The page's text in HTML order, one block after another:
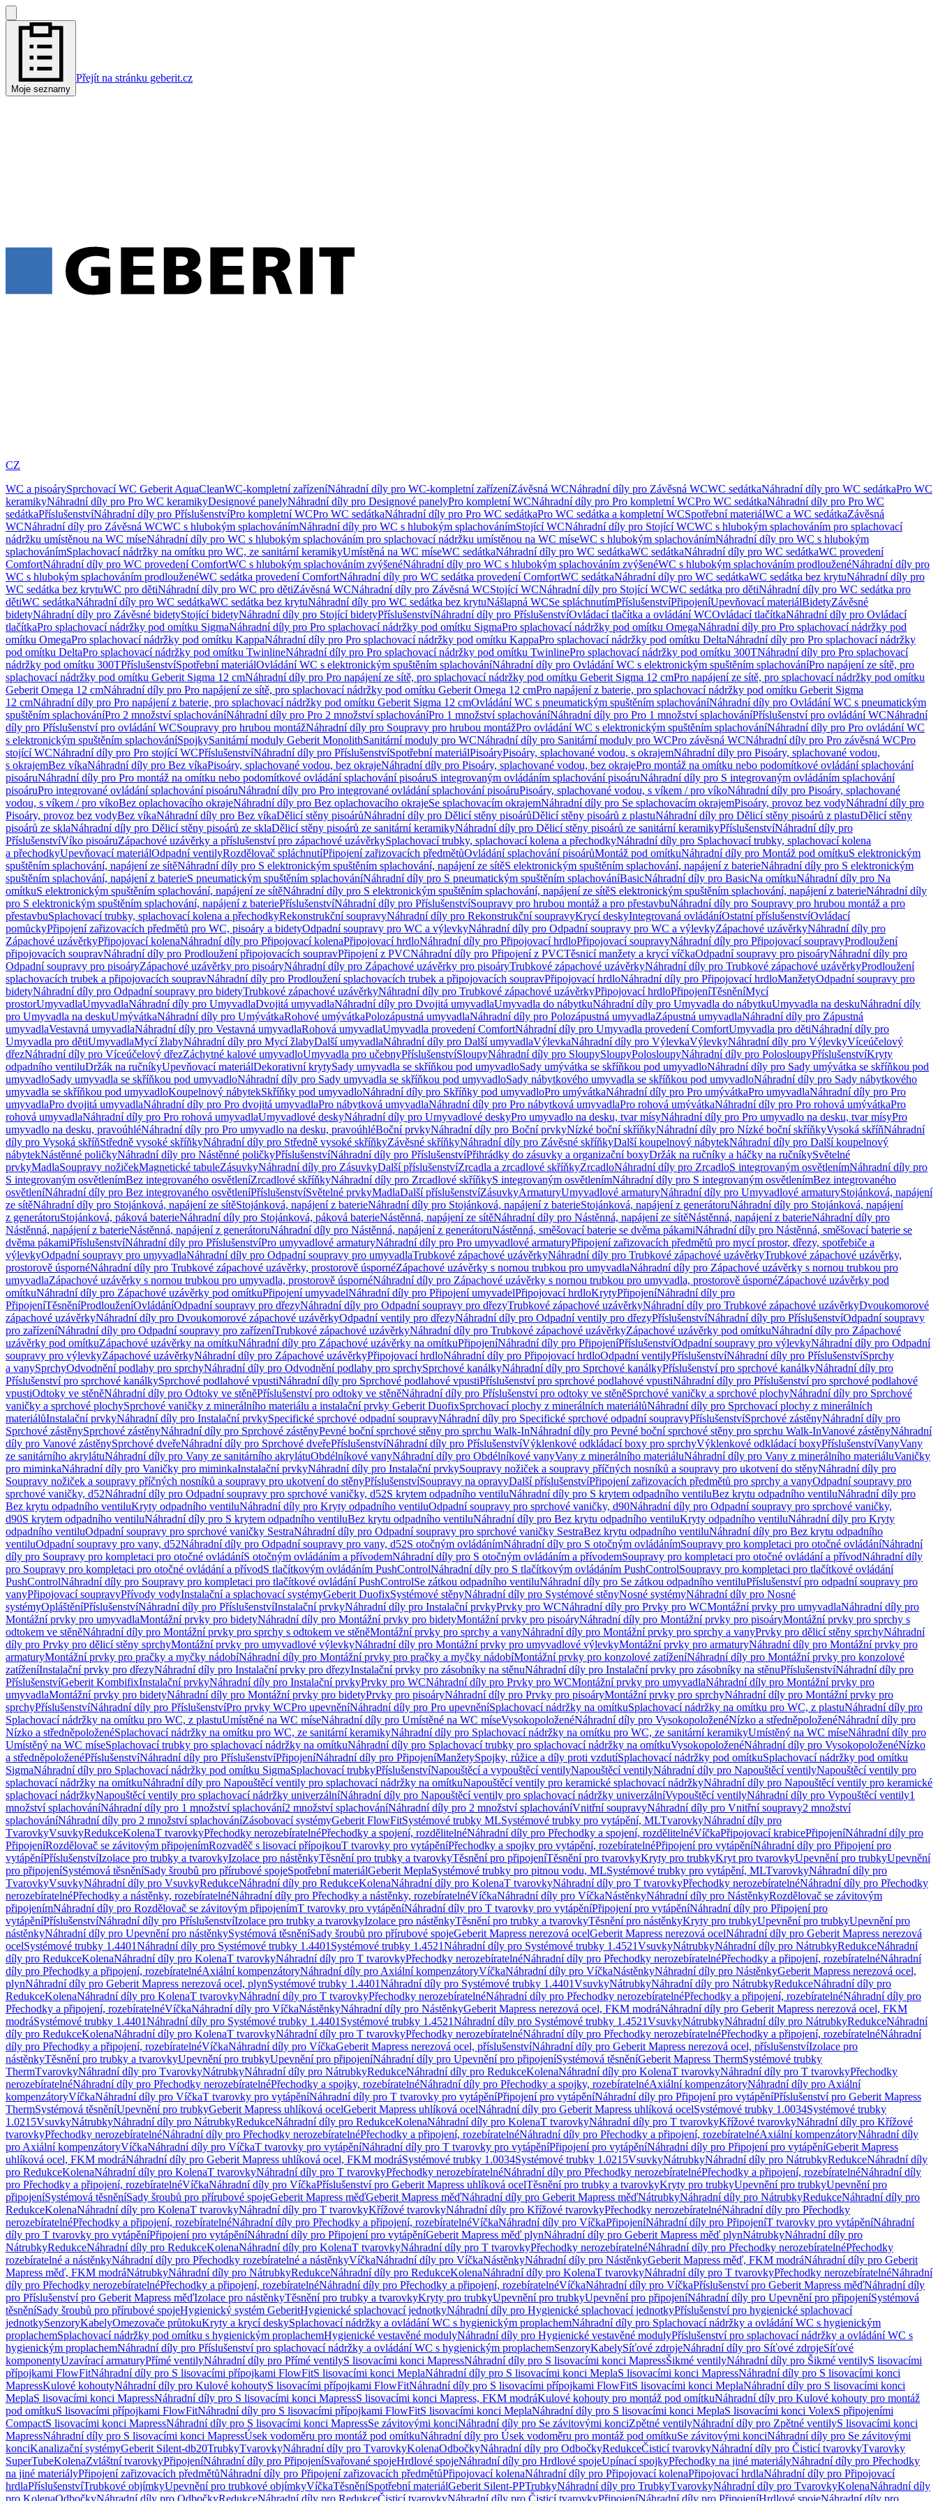
Moje seznamy
Přejít na stránku geberit.cz
CZ
WC a pisoárySprchovací WC Geberit AquaCleanWC-kompletní zařízeníNáhradní díly pro WC-kompletní zařízeníZávěsná WCNáhradní díly pro Závěsná WCWC sedátkaNáhradní díly pro WC sedátkaPro WC
keramikyNáhradní díly pro Pro WC keramikyDesignové panelyNáhradní díly pro Designové panelyPro kompletní WCNáhradní díly pro Pro kompletní WCPro WC sedátkaNáhradní díly pro Pro WC
sedátkaPříslušenstvíNáhradní díly pro PříslušenstvíPro kompletní WCPro WC sedátkaNáhradní díly pro Pro WC sedátkaPro WC sedátka a kompletní WCSpotřební materiálWC a WC sedátkaZávěsná
WCNáhradní díly pro Závěsná WCWC s hlubokým splachovánímNáhradní díly pro WC s hlubokým splachovánímStojící WCNáhradní díly pro Stojící WCWC s hlubokým splachováním pro splachovací
nádržku umístěnou na WC míseNáhradní díly pro WC s hlubokým splachováním pro splachovací nádržku umístěnou na WC míseWC s hlubokým splachovánímNáhradní díly pro WC s hlubokým
splachovánímSplachovací nádržky na omítku pro WC, ze sanitární keramikyUmístěná na WC míseWC sedátkaNáhradní díly pro WC sedátkaWC sedátkaNáhradní díly pro WC sedátkaWC provedení
ComfortNáhradní díly pro WC provedení ComfortWC s hlubokým splachováním zvýšenéNáhradní díly pro WC s hlubokým splachováním zvýšenéWC s hlubokým splachováním prodlouženéNáhradní díly pro
WC s hlubokým splachováním prodlouženéWC sedátka provedení ComfortNáhradní díly pro WC sedátka provedení ComfortWC sedátkaNáhradní díly pro WC sedátkaWC sedátka bez krytuNáhradní díly pro
WC sedátka bez krytuWC pro dětiNáhradní díly pro WC pro dětiZávěsná WCNáhradní díly pro Závěsná WCStojící WCNáhradní díly pro Stojící WCWC sedátka pro dětiNáhradní díly pro WC sedátka pro
dětiWC sedátkaNáhradní díly pro WC sedátkaWC sedátka bez krytuNáhradní díly pro WC sedátka bez krytuNášlapná WCSe spláchnutímPříslušenstvíPřipojeníUpevňovací materiálBidetyZávěsné
bidetyNáhradní díly pro Závěsné bidetyStojící bidetyNáhradní díly pro Stojící bidetyPříslušenstvíNáhradní díly pro PříslušenstvíOvládací tlačítka a ovládání WCOvládací tlačítkaNáhradní díly pro Ovládací
tlačítkaPro splachovací nádržky pod omítku SigmaNáhradní díly pro Pro splachovací nádržky pod omítku SigmaPro splachovací nádržky pod omítku OmegaNáhradní díly pro Pro splachovací nádržky pod
omítku OmegaPro splachovací nádržky pod omítku KappaNáhradní díly pro Pro splachovací nádržky pod omítku KappaPro splachovací nádržky pod omítku DeltaNáhradní díly pro Pro splachovací nádržky
pod omítku DeltaPro splachovací nádržky pod omítku TwinlineNáhradní díly pro Pro splachovací nádržky pod omítku TwinlinePro splachovací nádržky pod omítku 300TNáhradní díly pro Pro splachovací
nádržky pod omítku 300TPříslušenstvíSpotřební materiálOvládání WC s elektronickým spuštěním splachováníNáhradní díly pro Ovládání WC s elektronickým spuštěním splachováníPro napájení ze sítě, pro
splachovací nádržky pod omítku Geberit Sigma 12 cmNáhradní díly pro Pro napájení ze sítě, pro splachovací nádržky pod omítku Geberit Sigma 12 cmPro napájení ze sítě, pro splachovací nádržky pod omítku
Geberit Omega 12 cmNáhradní díly pro Pro napájení ze sítě, pro splachovací nádržky pod omítku Geberit Omega 12 cmPro napájení z baterie, pro splachovací nádržky pod omítku Geberit Sigma
12 cmNáhradní díly pro Pro napájení z baterie, pro splachovací nádržky pod omítku Geberit Sigma 12 cmOvládání WC s pneumatickým spuštěním splachováníNáhradní díly pro Ovládání WC s pneumatickým
spuštěním splachováníPro 2 množství splachováníNáhradní díly pro Pro 2 množství splachováníPro 1 množství splachováníNáhradní díly pro Pro 1 množství splachováníPříslušenství pro ovládání WCNáhradní
díly pro Příslušenství pro ovládání WCSoupravy pro hrubou montážNáhradní díly pro Soupravy pro hrubou montážPro ovládání WC s elektronickým spuštěním splachováníNáhradní díly pro Pro ovládání WC
s elektronickým spuštěním splachováníSpojkySanitární moduly Geberit MonolithSanitární moduly pro WCNáhradní díly pro Sanitární moduly pro WCPro závěsná WCNáhradní díly pro Pro závěsná WCPro
stojící WCNáhradní díly pro Pro stojící WCPříslušenstvíNáhradní díly pro PříslušenstvíSpotřební materiálPisoáryPisoáry, splachované vodou, s okrajemNáhradní díly pro Pisoáry, splachované vodou,
s okrajemBez víkaNáhradní díly pro Bez víkaPisoáry, splachované vodou, bez okrajeNáhradní díly pro Pisoáry, splachované vodou, bez okrajePro montáž na omítku nebo podomítkové ovládání splachování
pisoáruNáhradní díly pro Pro montáž na omítku nebo podomítkové ovládání splachování pisoáruS integrovaným ovládáním splachování pisoáruNáhradní díly pro S integrovaným ovládáním splachování
pisoáruPro integrované ovládání splachování pisoáruNáhradní díly pro Pro integrované ovládání splachování pisoáruPisoáry, splachované vodou, s víkem / pro víkoNáhradní díly pro Pisoáry, splachované
vodou, s víkem / pro víkoBez oplachovacího okrajeNáhradní díly pro Bez oplachovacího okrajeSe splachovacím okrajemNáhradní díly pro Se splachovacím okrajemPisoáry, provoz bez vodyNáhradní díly pro
Pisoáry, provoz bez vodyBez víkaNáhradní díly pro Bez víkaDělicí stěny pisoárůNáhradní díly pro Dělicí stěny pisoárůDělicí stěny pisoárů z plastuNáhradní díly pro Dělicí stěny pisoárů z plastuDělicí stěny
pisoárů ze sklaNáhradní díly pro Dělicí stěny pisoárů ze sklaDělicí stěny pisoárů ze sanitární keramikyNáhradní díly pro Dělicí stěny pisoárů ze sanitární keramikyPříslušenstvíNáhradní díly pro
PříslušenstvíVíko pisoáruZápachové uzávěrky a příslušenství pro zápachové uzávěrkySplachovací trubky, splachovací kolena a přechodkyNáhradní díly pro Splachovací trubky, splachovací kolena
a přechodkyUpevňovací materiálOdpadní ventilyRozdělovač spláchnutíPřipojení zařizovacích předmětůOvládání splachování pisoárůMontáž pod omítkuNáhradní díly pro Montáž pod omítkuS elektronickým
spuštěním splachování, napájení ze sítěNáhradní díly pro S elektronickým spuštěním splachování, napájení ze sítěS elektronickým spuštěním splachování, napájení z baterieNáhradní díly pro S elektronickým
spuštěním splachování, napájení z baterieS pneumatickým spuštěním splachováníNáhradní díly pro S pneumatickým spuštěním splachováníBasicNáhradní díly pro BasicNa omítkuNáhradní díly pro Na
omítkuS elektronickým spuštěním splachování, napájení ze sítěNáhradní díly pro S elektronickým spuštěním splachování, napájení ze sítěS elektronickým spuštěním splachování, napájení z baterieNáhradní díly
pro S elektronickým spuštěním splachování, napájení z bateriePříslušenstvíNáhradní díly pro PříslušenstvíSoupravy pro hrubou montáž a pro přestavbuNáhradní díly pro Soupravy pro hrubou montáž a pro
přestavbuSplachovací trubky, splachovací kolena a přechodkyRekonstrukční soupravyNáhradní díly pro Rekonstrukční soupravyKrycí deskyIntegrovaná ovládáníOstatní příslušenstvíOvládací
pomůckyPřipojení zařizovacích předmětů pro WC, pisoáry a bidetyOdpadní soupravy pro WC a výlevkyNáhradní díly pro Odpadní soupravy pro WC a výlevkyZápachové uzávěrkyNáhradní díly pro
Zápachové uzávěrkyPřipojovací kolenaNáhradní díly pro Připojovací kolenaPřipojovací hrdloNáhradní díly pro Připojovací hrdloPřipojovací soupravyNáhradní díly pro Připojovací soupravyProdloužení
připojovacích soupravNáhradní díly pro Prodloužení připojovacích soupravPřipojení z PVCNáhradní díly pro Připojení z PVCTěsnicí manžety a krycí víčkaOdpadní soupravy pro pisoáryNáhradní díly pro
Odpadní soupravy pro pisoáryZápachové uzávěrky pro pisoáryNáhradní díly pro Zápachové uzávěrky pro pisoáryTrubkové zápachové uzávěrkyNáhradní díly pro Trubkové zápachové uzávěrkyProdloužení
splachovacích trubek a připojovacích soupravNáhradní díly pro Prodloužení splachovacích trubek a připojovacích soupravPřipojovací hrdloNáhradní díly pro Připojovací hrdloManžetyOdpadní soupravy pro
bidetyNáhradní díly pro Odpadní soupravy pro bidetyTrubkové zápachové uzávěrkyNáhradní díly pro Trubkové zápachové uzávěrkyPřipojovací hrdloPřipojeníTěsněníMycí
prostorUmyvadlaUmyvadlaNáhradní díly pro UmyvadlaDvojitá umyvadlaNáhradní díly pro Dvojitá umyvadlaUmyvadla do nábytkuNáhradní díly pro Umyvadla do nábytkuUmyvadla na deskuNáhradní díly
pro Umyvadla na deskuUmývátkaNáhradní díly pro UmývátkaRohové umývátkaPolozápustná umyvadlaNáhradní díly pro Polozápustná umyvadlaZápustná umyvadlaNáhradní díly pro Zápustná
umyvadlaVestavná umyvadlaNáhradní díly pro Vestavná umyvadlaRohová umyvadlaUmyvadla provedení ComfortNáhradní díly pro Umyvadla provedení ComfortUmyvadla pro dětiNáhradní díly pro
Umyvadla pro dětiUmyvadlaMycí žlabyNáhradní díly pro Mycí žlabyDalší umyvadlaNáhradní díly pro Další umyvadlaVýlevkaNáhradní díly pro VýlevkaVýlevkyNáhradní díly pro VýlevkyVíceúčelový
dřezNáhradní díly pro Víceúčelový dřezZáchytné kalové umyvadloUmyvadla pro učebnyPříslušenstvíSloupyNáhradní díly pro SloupySloupyPolosloupyNáhradní díly pro PolosloupyPříslušenstvíKryty
odpadního ventiluDržák na ručníkyUpevňovací materiálDekorativní krytySady umyvadla se skříňkou pod umyvadloSady umývátka se skříňkou pod umyvadloNáhradní díly pro Sady umývátka se skříňkou pod
umyvadloSady umyvadla se skříňkou pod umyvadloNáhradní díly pro Sady umyvadla se skříňkou pod umyvadloSady nábytkového umyvadla se skříňkou pod umyvadloNáhradní díly pro Sady nábytkového
umyvadla se skříňkou pod umyvadloKoupelnový nábytekSkříňky pod umyvadloNáhradní díly pro Skříňky pod umyvadloPro umývátkaNáhradní díly pro Pro umývátkaPro umyvadlaNáhradní díly pro Pro
umyvadlaPro dvojitá umyvadlaNáhradní díly pro Pro dvojitá umyvadlaPro nábytková umyvadlaNáhradní díly pro Pro nábytková umyvadlaPro rohová umývátkaNáhradní díly pro Pro rohová umývátkaPro
rohová umyvadlaNáhradní díly pro Pro rohová umyvadlaUmyvadlové deskyNáhradní díly pro Umyvadlové deskyPro umyvadlo na desku, tvar mísyNáhradní díly pro Pro umyvadlo na desku, tvar mísyPro
umyvadlo na desku, pravoúhléNáhradní díly pro Pro umyvadlo na desku, pravoúhléBoční prvkyNáhradní díly pro Boční prvkyNízké boční skříňkyNáhradní díly pro Nízké boční skříňkyVysoká skříňNáhradní
díly pro Vysoká skříňStředně vysoké skříňkyNáhradní díly pro Středně vysoké skříňkyZávěsné skříňkyNáhradní díly pro Závěsné skříňkyDalší koupelnový nábytekNáhradní díly pro Další koupelnový
nábytekNástěnné poličkyNáhradní díly pro Nástěnné poličkyPříslušenstvíNáhradní díly pro PříslušenstvíPřihrádky do zásuvky a organizační boxyDržák na ručníky a háčky na ručníkySvětelné
prvkyMadlaSoupravy nožičekMagnetické tabuleZásuvkyNáhradní díly pro ZásuvkyDalší příslušenstvíZrcadla a zrcadlové skříňkyZrcadloNáhradní díly pro ZrcadloS integrovaným osvětlenímNáhradní díly pro
S integrovaným osvětlenímBez integrovaného osvětleníZrcadlové skříňkyNáhradní díly pro Zrcadlové skříňkyS integrovaným osvětlenímNáhradní díly pro S integrovaným osvětlenímBez integrovaného
osvětleníNáhradní díly pro Bez integrovaného osvětleníPříslušenstvíSvětelné prvkyMadlaDalší příslušenstvíZásuvkyArmaturyUmyvadlové armaturyNáhradní díly pro Umyvadlové armaturyStojánková, napájení
ze sítěNáhradní díly pro Stojánková, napájení ze sítěStojánková, napájení z baterieNáhradní díly pro Stojánková, napájení z baterieStojánková, napájení z generátoruNáhradní díly pro Stojánková, napájení
z generátoruStojánková, páková baterieNáhradní díly pro Stojánková, páková baterieNástěnná, napájení ze sítěNáhradní díly pro Nástěnná, napájení ze sítěNástěnná, napájení z baterieNáhradní díly pro
Nástěnná, napájení z baterieNástěnná, napájení z generátoruNáhradní díly pro Nástěnná, napájení z generátoruNástěnná, směšovací baterie se dvěma pákamiNáhradní díly pro Nástěnná, směšovací baterie se
dvěma pákamiPříslušenstvíNáhradní díly pro PříslušenstvíPro umyvadlové armaturyNáhradní díly pro Pro umyvadlové armaturyPřipojení zařizovacích předmětů pro mycí prostor, dřezy, spotřebiče a
výlevkyOdpadní soupravy pro umyvadlaNáhradní díly pro Odpadní soupravy pro umyvadlaTrubkové zápachové uzávěrkyNáhradní díly pro Trubkové zápachové uzávěrkyTrubkové zápachové uzávěrky,
prostorově úspornéNáhradní díly pro Trubkové zápachové uzávěrky, prostorově úspornéZápachové uzávěrky s nornou trubkou pro umyvadlaNáhradní díly pro Zápachové uzávěrky s nornou trubkou pro
umyvadlaZápachové uzávěrky s nornou trubkou pro umyvadla, prostorově úspornéNáhradní díly pro Zápachové uzávěrky s nornou trubkou pro umyvadla, prostorově úspornéZápachové uzávěrky pod
omítkuNáhradní díly pro Zápachové uzávěrky pod omítkuPřipojení umyvadelNáhradní díly pro Připojení umyvadelPřipojovací hrdloKrytyPřipojeníNáhradní díly pro
PřipojeníTěsněníProdlouženíOvládáníOdpadní soupravy pro dřezyNáhradní díly pro Odpadní soupravy pro dřezyTrubkové zápachové uzávěrkyNáhradní díly pro Trubkové zápachové uzávěrkyDvoukomorové
zápachové uzávěrkyNáhradní díly pro Dvoukomorové zápachové uzávěrkyOdpadní ventily pro dřezyNáhradní díly pro Odpadní ventily pro dřezyPříslušenstvíNáhradní díly pro PříslušenstvíOdpadní soupravy
pro zařízeníNáhradní díly pro Odpadní soupravy pro zařízeníTrubkové zápachové uzávěrkyNáhradní díly pro Trubkové zápachové uzávěrkyZápachové uzávěrky pod omítkuNáhradní díly pro Zápachové
uzávěrky pod omítkuZápachové uzávěrky na omítkuNáhradní díly pro Zápachové uzávěrky na omítkuPřipojeníNáhradní díly pro PřipojeníPříslušenstvíOdpadní soupravy pro výlevkyNáhradní díly pro Odpadní
soupravy pro výlevkyZápachové uzávěrkyNáhradní díly pro Zápachové uzávěrkyPřipojovací hrdloNáhradní díly pro Připojovací hrdloOdpadní ventilyPříslušenstvíNáhradní díly pro PříslušenstvíSprchy
a vanySprchyOdvodnění podlahy pro sprchyNáhradní díly pro Odvodnění podlahy pro sprchySprchové kanálkyNáhradní díly pro Sprchové kanálkyPříslušenství pro sprchové kanálkyNáhradní díly pro
Příslušenství pro sprchové kanálkySprchové podlahové vpustiNáhradní díly pro Sprchové podlahové vpustiPříslušenství pro sprchové podlahové vpustiNáhradní díly pro Příslušenství pro sprchové podlahové
vpustiOdtoky ve stěněNáhradní díly pro Odtoky ve stěněPříslušenství pro odtoky ve stěněNáhradní díly pro Příslušenství pro odtoky ve stěněSprchové vaničky a sprchové plochyNáhradní díly pro Sprchové
vaničky a sprchové plochySprchové vaničky z minerálního materiálu a instalační prvky Geberit DuofixSprchovací plochy z minerálních materiálůNáhradní díly pro Sprchovací plochy z minerálních
materiálůInstalační prvkyNáhradní díly pro Instalační prvkySpecifické sprchové odpadní soupravyNáhradní díly pro Specifické sprchové odpadní soupravyPříslušenstvíSprchové zástěnyNáhradní díly pro
Sprchové zástěnySprchové zástěnyNáhradní díly pro Sprchové zástěnyPevné boční sprchové stěny pro sprchu Walk-InNáhradní díly pro Pevné boční sprchové stěny pro sprchu Walk-InVanové zástěnyNáhradní
díly pro Vanové zástěnySprchové dveřeNáhradní díly pro Sprchové dveřePříslušenstvíNáhradní díly pro PříslušenstvíVýklenkové odkládací boxy pro sprchyVýklenkové odkládací boxyPříslušenstvíVanyVany
ze sanitárního akrylátuNáhradní díly pro Vany ze sanitárního akrylátuObdélníkové vanyNáhradní díly pro Obdélníkové vanyVany z minerálního materiáluNáhradní díly pro Vany z minerálního materiáluVaničky
pro miminkaNáhradní díly pro Vaničky pro miminkaInstalační prvkyNáhradní díly pro Instalační prvkySoupravy nožiček a soupravy příčných nosníků a soupravy pro ukotvení do stěnyNáhradní díly pro
Soupravy nožiček a soupravy příčných nosníků a soupravy pro ukotvení do stěnyPříslušenstvíSoupravy na opravyDalší příslušenstvíPřipojení zařizovacích předmětů pro sprchy a vanyOdpadní soupravy pro
sprchové vaničky, d52Náhradní díly pro Odpadní soupravy pro sprchové vaničky, d52S krytem odpadního ventiluNáhradní díly pro S krytem odpadního ventiluBez krytu odpadního ventiluNáhradní díly pro
Bez krytu odpadního ventiluKryty odpadního ventiluNáhradní díly pro Kryty odpadního ventiluOdpadní soupravy pro sprchové vaničky, d90Náhradní díly pro Odpadní soupravy pro sprchové vaničky,
d90S krytem odpadního ventiluNáhradní díly pro S krytem odpadního ventiluBez krytu odpadního ventiluNáhradní díly pro Bez krytu odpadního ventiluKryty odpadního ventiluNáhradní díly pro Kryty
odpadního ventiluOdpadní soupravy pro sprchové vaničky SestraNáhradní díly pro Odpadní soupravy pro sprchové vaničky SestraBez krytu odpadního ventiluNáhradní díly pro Bez krytu odpadního
ventiluOdpadní soupravy pro vany, d52Náhradní díly pro Odpadní soupravy pro vany, d52S otočným ovládánímNáhradní díly pro S otočným ovládánímSoupravy pro kompletaci pro otočné ovládáníNáhradní
díly pro Soupravy pro kompletaci pro otočné ovládáníS otočným ovládáním a přívodemNáhradní díly pro S otočným ovládáním a přívodemSoupravy pro kompletaci pro otočné ovládání a přívodNáhradní díly
pro Soupravy pro kompletaci pro otočné ovládání a přívodS tlačítkovým ovládáním PushControlNáhradní díly pro S tlačítkovým ovládáním PushControlSoupravy pro kompletaci pro tlačítkové ovládání
PushControlNáhradní díly pro Soupravy pro kompletaci pro tlačítkové ovládání PushControlSe zátkou odpadního ventiluNáhradní díly pro Se zátkou odpadního ventiluPříslušenství pro odpadní soupravy pro
vanyPřipojovací soupravyPřívody vodyInstalační a splachovací systémyGeberit DuofixSystémové stěnyNáhradní díly pro Systémové stěnyNosné systémyNáhradní díly pro Nosné
systémyOpláštěníPříslušenstvíNáhradní díly pro PříslušenstvíInstalační prvkyNáhradní díly pro Instalační prvkyPrvky pro WCNáhradní díly pro Prvky pro WCMontážní prvky pro umyvadlaNáhradní díly pro
Montážní prvky pro umyvadlaMontážní prvky pro bidetyNáhradní díly pro Montážní prvky pro bidetyMontážní prvky pro pisoáryNáhradní díly pro Montážní prvky pro pisoáryMontážní prvky pro sprchy s
odtokem ve stěněNáhradní díly pro Montážní prvky pro sprchy s odtokem ve stěněMontážní prvky pro sprchy a vanyNáhradní díly pro Montážní prvky pro sprchy a vanyPrvky pro dělicí stěny sprchyNáhradní
díly pro Prvky pro dělicí stěny sprchyMontážní prvky pro umyvadlové výlevkyNáhradní díly pro Montážní prvky pro umyvadlové výlevkyMontážní prvky pro armaturyNáhradní díly pro Montážní prvky pro
armaturyMontážní prvky pro pračky a myčky nádobíNáhradní díly pro Montážní prvky pro pračky a myčky nádobíMontážní prvky pro konzolové zatíženíNáhradní díly pro Montážní prvky pro konzolové
zatíženíInstalační prvky pro dřezyNáhradní díly pro Instalační prvky pro dřezyInstalační prvky pro zásobníky na stěnuNáhradní díly pro Instalační prvky pro zásobníky na stěnuPříslušenstvíNáhradní díly pro
PříslušenstvíGeberit KombifixInstalační prvkyNáhradní díly pro Instalační prvkyPrvky pro WCNáhradní díly pro Prvky pro WCMontážní prvky pro umyvadlaNáhradní díly pro Montážní prvky pro
umyvadlaMontážní prvky pro bidetyNáhradní díly pro Montážní prvky pro bidetyPrvky pro pisoáryNáhradní díly pro Prvky pro pisoáryMontážní prvky pro sprchyNáhradní díly pro Montážní prvky pro
sprchyPříslušenstvíNáhradní díly pro PříslušenstvíPro prvky WCPro upevněníNáhradní díly pro Pro upevněníSplachovací nádržky na omítkuSplachovací nádržky na omítku pro WC, z plastuNáhradní díly pro
Splachovací nádržky na omítku pro WC, z plastuUmístěné na WC míseNáhradní díly pro Umístěné na WC míseVysokopoloženéNáhradní díly pro VysokopoloženéNízko a středněpoloženéNáhradní díly pro
Nízko a středněpoloženéSplachovací nádržky na omítku pro WC, ze sanitární keramikyNáhradní díly pro Splachovací nádržky na omítku pro WC, ze sanitární keramikyUmístěný na WC míseNáhradní díly pro
Umístěný na WC míseSplachovací trubky pro splachovací nádržky na omítkuNáhradní díly pro Splachovací trubky pro splachovací nádržky na omítkuVysokopoloženéNáhradní díly pro VysokopoloženéNízko
a středněpoloženéPříslušenstvíNáhradní díly pro PříslušenstvíPřipojeníNáhradní díly pro PřipojeníManžetySpojky, růžice a díly proti vzdutíSplachovací nádržky pod omítkuSplachovací nádržky pod omítku
SigmaNáhradní díly pro Splachovací nádržky pod omítku SigmaSplachovací trubkyPříslušenstvíNapouštěcí a vypouštěcí ventilyNapouštěcí ventilyNáhradní díly pro Napouštěcí ventilyNapouštěcí ventily pro
splachovací nádržky na omítkuNáhradní díly pro Napouštěcí ventily pro splachovací nádržky na omítkuNapouštěcí ventily pro keramické splachovací nádržkyNáhradní díly pro Napouštěcí ventily pro keramické
splachovací nádržkyNapouštěcí ventily pro splachovací nádržky univerzálníNáhradní díly pro Napouštěcí ventily pro splachovací nádržky univerzálníVypouštěcí ventilyNáhradní díly pro Vypouštěcí ventily1
množství splachováníNáhradní díly pro 1 množství splachování2 množství splachováníNáhradní díly pro 2 množství splachováníVnitřní soupravyNáhradní díly pro Vnitřní soupravy2 množství
splachováníNáhradní díly pro 2 množství splachováníZásobovací systémyGeberit FlowFitSystémové trubky MLSystémové trubky pro vytápění, MLTvarovkyNáhradní díly pro
TvarovkyVsuvkyRedukceKolenaT tvarovkyPřechodky nerozebíratelnéPřechodky a spojení, rozdělitelnéNáhradní díly pro Přechodky a spojení, rozdělitelnéVíčkaPřipojovací krabicePřipojeníNáhradní díly pro
PřipojeníRozdělovač se závitovým připojenímRozvaděč s lisovací přípojkouT tvarovky pro vytápěníPřechodky a spojky pro vytápění, rozebíratelnéPřipojení pro vytápěníNáhradní díly pro Připojení pro
vytápěníPříslušenstvíIzolace pro trubky a tvarovkyIzolace pro nástěnkyTěsnění pro trubky a tvarovkyTěsnění pro připojeníTěsnění pro tvarovkyKryty pro trubkyKryt pro tvarovkyUpevnění pro trubkyUpevnění
pro připojeníSystémová těsněníSady šroubů pro přírubové spojeSpotřební materiálGeberit MeplaSystémové trubky pro pitnou vodu, MLSystémové trubky pro vytápění, MLTvarovkyNáhradní díly pro
TvarovkyVsuvkyNáhradní díly pro VsuvkyRedukceNáhradní díly pro RedukceKolenaNáhradní díly pro KolenaT tvarovkyNáhradní díly pro T tvarovkyPřechodky nerozebíratelnéNáhradní díly pro Přechodky
nerozebíratelnéPřechodky a nástěnky, rozebíratelnéNáhradní díly pro Přechodky a nástěnky, rozebíratelnéVíčkaNáhradní díly pro VíčkaNástěnkyNáhradní díly pro NástěnkyRozdělovač se závitovým
připojenímNáhradní díly pro Rozdělovač se závitovým připojenímT tvarovky pro vytápěníNáhradní díly pro T tvarovky pro vytápěníPřipojení pro vytápěníNáhradní díly pro Připojení pro
vytápěníPříslušenstvíNáhradní díly pro PříslušenstvíIzolace pro trubky a tvarovkyIzolace pro nástěnkyTěsnění pro trubky a tvarovkyTěsnění pro nástěnkyKryty pro trubkyUpevnění pro trubkyUpevnění pro
nástěnkyNáhradní díly pro Upevnění pro nástěnkySystémová těsněníSady šroubů pro přírubové spojeGeberit Mapress nerezová ocelGeberit Mapress nerezová ocelNáhradní díly pro Geberit Mapress nerezová
ocelSystémové trubky 1.4401Náhradní díly pro Systémové trubky 1.4401 Systémové trubky 1.4521Náhradní díly pro Systémové trubky 1.4521VsuvkyNátrubkyNáhradní díly pro NátrubkyRedukceNáhradní
díly pro RedukceKolenaNáhradní díly pro KolenaT tvarovkyNáhradní díly pro T tvarovkyPřechodky nerozebíratelnéNáhradní díly pro Přechodky nerozebíratelnéPřechodky a připojení, rozebíratelnéNáhradní
díly pro Přechodky a připojení, rozebíratelnéAxiální kompenzátoryNáhradní díly pro Axiální kompenzátoryVíčkaNáhradní díly pro VíčkaNástěnkyNáhradní díly pro NástěnkyGeberit Mapress nerezová ocel,
plynNáhradní díly pro Geberit Mapress nerezová ocel, plynSystémové trubky 1.4401Náhradní díly pro Systémové trubky 1.4401VsuvkyNátrubkyNáhradní díly pro NátrubkyRedukceNáhradní díly pro
RedukceKolenaNáhradní díly pro KolenaT tvarovkyNáhradní díly pro T tvarovkyPřechodky nerozebíratelnéNáhradní díly pro Přechodky nerozebíratelnéPřechodky a připojení, rozebíratelnéNáhradní díly pro
Přechodky a připojení, rozebíratelnéVíčkaNáhradní díly pro VíčkaNástěnkyNáhradní díly pro NástěnkyGeberit Mapress nerezová ocel, FKM modráNáhradní díly pro Geberit Mapress nerezová ocel, FKM
modráSystémové trubky 1.4401Náhradní díly pro Systémové trubky 1.4401 Systémové trubky 1.4521Náhradní díly pro Systémové trubky 1.4521VsuvkyNátrubkyNáhradní díly pro NátrubkyRedukceNáhradní
díly pro RedukceKolenaNáhradní díly pro KolenaT tvarovkyNáhradní díly pro T tvarovkyPřechodky nerozebíratelnéNáhradní díly pro Přechodky nerozebíratelnéPřechodky a připojení, rozebíratelnéNáhradní
díly pro Přechodky a připojení, rozebíratelnéVíčkaNáhradní díly pro VíčkaGeberit Mapress nerezová ocel, příslušenstvíNáhradní díly pro Geberit Mapress nerezová ocel, příslušenstvíIzolace pro
nástěnkyTěsnění pro trubky a tvarovkyUpevnění pro trubkyUpevnění pro připojeníNáhradní díly pro Upevnění pro připojeníSystémová těsněníGeberit Mapress ThermSystémové trubky
ThermTvarovkyNáhradní díly pro TvarovkyNátrubkyNáhradní díly pro NátrubkyRedukceNáhradní díly pro RedukceKolenaNáhradní díly pro KolenaT tvarovkyNáhradní díly pro T tvarovkyPřechodky
nerozebíratelnéNáhradní díly pro Přechodky nerozebíratelnéPřechodky a spojky, rozebíratelnéNáhradní díly pro Přechodky a spojky, rozebíratelnéAxiální kompenzátoryNáhradní díly pro Axiální
kompenzátoryVíčkaNáhradní díly pro VíčkaT tvarovky pro vytápěníNáhradní díly pro T tvarovky pro vytápěníPřipojení pro vytápěníNáhradní díly pro Připojení pro vytápěníPříslušenství pro Geberit Mapress
ThermSystémová těsněníUpevnění pro trubkyGeberit Mapress uhlíková ocelGeberit Mapress uhlíková ocelNáhradní díly pro Geberit Mapress uhlíková ocelSystémové trubky 1.0034Systémové trubky
1.0215VsuvkyNátrubkyNáhradní díly pro NátrubkyRedukceNáhradní díly pro RedukceKolenaNáhradní díly pro KolenaT tvarovkyNáhradní díly pro T tvarovkyKřížové tvarovkyNáhradní díly pro Křížové
tvarovkyPřechodky nerozebíratelnéNáhradní díly pro Přechodky nerozebíratelnéPřechodky a připojení, rozebíratelnéNáhradní díly pro Přechodky a připojení, rozebíratelnéAxiální kompenzátoryNáhradní díly
pro Axiální kompenzátoryVíčkaNáhradní díly pro VíčkaT tvarovky pro vytápěníNáhradní díly pro T tvarovky pro vytápěníPřipojení pro vytápěníNáhradní díly pro Připojení pro vytápěníGeberit Mapress
uhlíková ocel, FKM modráNáhradní díly pro Geberit Mapress uhlíková ocel, FKM modráSystémové trubky 1.0034Systémové trubky 1.0215VsuvkyNátrubkyNáhradní díly pro NátrubkyRedukceNáhradní díly
pro RedukceKolenaNáhradní díly pro KolenaT tvarovkyNáhradní díly pro T tvarovkyPřechodky nerozebíratelnéNáhradní díly pro Přechodky nerozebíratelnéPřechodky a připojení, rozebíratelnéNáhradní díly
pro Přechodky a připojení, rozebíratelnéVíčkaNáhradní díly pro VíčkaPříslušenství pro Geberit Mapress uhlíková ocelTěsnění pro trubky a tvarovkyKryty pro trubkyUpevnění pro trubkyUpevnění pro
připojeníSystémová těsněníSady šroubů pro přírubové spojeGeberit Mapress měďGeberit Mapress měďNáhradní díly pro Geberit Mapress měďNátrubkyNáhradní díly pro NátrubkyRedukceNáhradní díly pro
RedukceKolenaNáhradní díly pro KolenaT tvarovkyNáhradní díly pro T tvarovkyKřížové tvarovkyNáhradní díly pro Křížové tvarovkyPřechodky nerozebíratelnéNáhradní díly pro Přechodky
nerozebíratelnéPřechodky a připojení, rozebíratelnéNáhradní díly pro Přechodky a připojení, rozebíratelnéVíčkaNáhradní díly pro VíčkaPřipojeníNáhradní díly pro PřipojeníT tvarovky pro vytápěníNáhradní
díly pro T tvarovky pro vytápěníPřipojení pro vytápěníNáhradní díly pro Připojení pro vytápěníGeberit Mapress měď plynNáhradní díly pro Geberit Mapress měď plynNátrubkyNáhradní díly pro
NátrubkyRedukceNáhradní díly pro RedukceKolenaNáhradní díly pro KolenaT tvarovkyNáhradní díly pro T tvarovkyPřechodky nerozebíratelnéNáhradní díly pro Přechodky nerozebíratelnéPřechodky
rozebíratelné a nástěnkyNáhradní díly pro Přechodky rozebíratelné a nástěnkyVíčkaNáhradní díly pro VíčkaNástěnkyNáhradní díly pro NástěnkyGeberit Mapress měď, FKM modráNáhradní díly pro Geberit
Mapress měď, FKM modráNátrubkyNáhradní díly pro NátrubkyRedukceNáhradní díly pro RedukceKolenaNáhradní díly pro KolenaT tvarovkyNáhradní díly pro T tvarovkyPřechodky nerozebíratelnéNáhradní
díly pro Přechodky nerozebíratelnéPřechodky a připojení, rozebíratelnéNáhradní díly pro Přechodky a připojení, rozebíratelnéVíčkaNáhradní díly pro VíčkaPříslušenství pro Geberit Mapress měďNáhradní díly
pro Příslušenství pro Geberit Mapress měďIzolace pro nástěnkyTěsnění pro trubky a tvarovkyKryty pro trubkyUpevnění pro trubkyUpevnění pro připojeníNáhradní díly pro Upevnění pro připojeníSystémová
těsněníSady šroubů pro přírubové spojeHygienický systém GeberitHygienické splachovací jednotkyNáhradní díly pro Hygienické splachovací jednotkyPříslušenství pro hygienické splachovací
jednotkySenzoryKabelyOmezovače průtokuKryty a krycí deskySplachovací nádržky a ovládání WC s hygienickým proplachemNáhradní díly pro Splachovací nádržky a ovládání WC s hygienickým
proplachemSplachovací nádržky pod omítku s hygienickým proplachemHygienické vestavěné modulyNáhradní díly pro Hygienické vestavěné modulyPříslušenství pro splachovací nádržky a ovládání WC s
hygienickým proplachemNáhradní díly pro Příslušenství pro splachovací nádržky a ovládání WC s hygienickým proplachemSenzoryKabelySíťové zdrojeNáhradní díly pro Síťové zdrojeSíťové
komponentyUzavírací armaturyPřímé ventilyNáhradní díly pro Přímé ventilyS lisovacími konci MapressNáhradní díly pro S lisovacími konci MapressŠikmé ventilyNáhradní díly pro Šikmé ventilyS lisovacími
přípojkami FlowFitNáhradní díly pro S lisovacími přípojkami FlowFitS lisovacími konci MeplaNáhradní díly pro S lisovacími konci MeplaS lisovacími konci MapressNáhradní díly pro S lisovacími konci
MapressKulové kohoutyNáhradní díly pro Kulové kohoutyS lisovacími přípojkami FlowFitNáhradní díly pro S lisovacími přípojkami FlowFitS lisovacími konci MeplaNáhradní díly pro S lisovacími konci
MeplaS lisovacími konci MapressNáhradní díly pro S lisovacími konci MapressS lisovacími konci Mapress, FKM modráKulové kohouty pro montáž pod omítkuNáhradní díly pro Kulové kohouty pro montáž
pod omítkuS lisovacími přípojkami FlowFitNáhradní díly pro S lisovacími přípojkami FlowFitS lisovacími konci MeplaNáhradní díly pro S lisovacími konci MeplaS lisovacími konci VolexS připojeními
CompactS lisovacími konci MapressNáhradní díly pro S lisovacími konci MapressSe závitovými konciNáhradní díly pro Se závitovými konciZpětné ventilyNáhradní díly pro Zpětné ventilyS lisovacími konci
MapressNáhradní díly pro S lisovacími konci MapressÚsek vodoměru pro montáž pod omítkuNáhradní díly pro Úsek vodoměru pro montáž pod omítkuSe závitovými konciNáhradní díly pro Se závitovými
konciKanalizační systémyGeberit Silent-db20TrubkyTvarovkyNáhradní díly pro TvarovkyKolenaOdbočkyNáhradní díly pro OdbočkyRedukceČisticí tvarovkyNáhradní díly pro Čisticí tvarovkyTvarovky
SuperTubeKolenaZvláštní tvarovkyPřipojeníNáhradní díly pro PřipojeníSvařované spojeHrdlové spojeNáhradní díly pro Hrdlové spojeUpínací spojkyPřechodky na jiné materiályNáhradní díly pro Přechodky
na jiné materiályPřipojení zařizovacích předmětůNáhradní díly pro Připojení zařizovacích předmětůPřipojovací kolenaNáhradní díly pro Připojovací kolenaPřipojovací hrdlaNáhradní díly pro Připojovací
hrdlaPříslušenstvíTrubkové objímkyUpevnění pro trubkové objímkyVíčkaTěsněníSpotřební materiálGeberit Silent-PPTrubkyNáhradní díly pro TrubkyTvarovkyNáhradní díly pro TvarovkyKolenaNáhradní díly
pro KolenaOdbočkyNáhradní díly pro OdbočkyRedukceNáhradní díly pro RedukceČisticí tvarovkyNáhradní díly pro Čisticí tvarovkyPřipojeníNáhradní díly pro PřipojeníHrdlové spojeNáhradní díly pro